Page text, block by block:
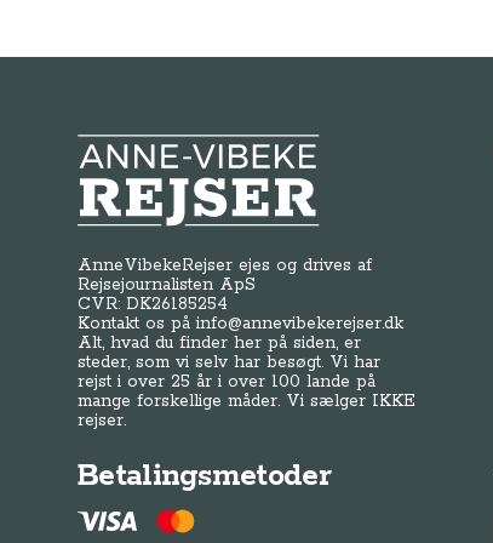
Anne-Vibeke Rejser
AnneVibekeRejser ejes og drives af
Rejsejournalisten ApS
CVR: DK26185254
Kontakt os påinfo@annevibekerejser.dk
Alt, hvad du finder her på siden, er
steder, som vi selv har besøgt. Vi har
rejst i over 25 år i over 100 lande på
mange forskellige måder. Vi sælger IKKE
rejser.
Betalingsmetoder